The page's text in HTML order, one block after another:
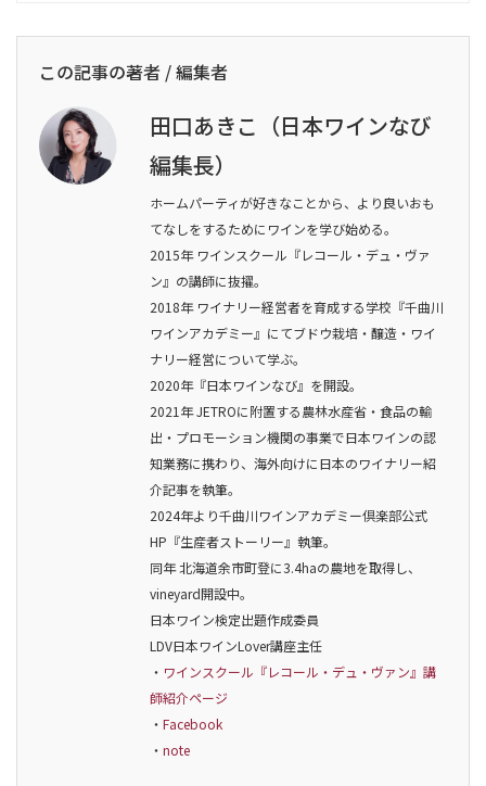
この記事の著者 / 編集者
田口あきこ（日本ワインなび
編集長）
ホームパーティが好きなことから、より良いおも
てなしをするためにワインを学び始める。
2015年 ワインスクール『レコール・デュ・ヴァ
ン』の講師に抜擢。
2018年 ワイナリー経営者を育成する学校『千曲川
ワインアカデミー』にてブドウ栽培・醸造・ワイ
ナリー経営について学ぶ。
2020年『日本ワインなび』を開設。
2021年 JETROに附置する農林水産省・食品の輸
出・プロモーション機関の事業で日本ワインの認
知業務に携わり、海外向けに日本のワイナリー紹
介記事を執筆。
2024年より千曲川ワインアカデミー倶楽部公式
HP『生産者ストーリー』執筆。
同年 北海道余市町登に3.4haの農地を取得し、
vineyard開設中。
日本ワイン検定出題作成委員
LDV日本ワインLover講座主任
・ ワインスクール『レコール・デュ・ヴァン』講
師紹介ページ
・ Facebook
・ note